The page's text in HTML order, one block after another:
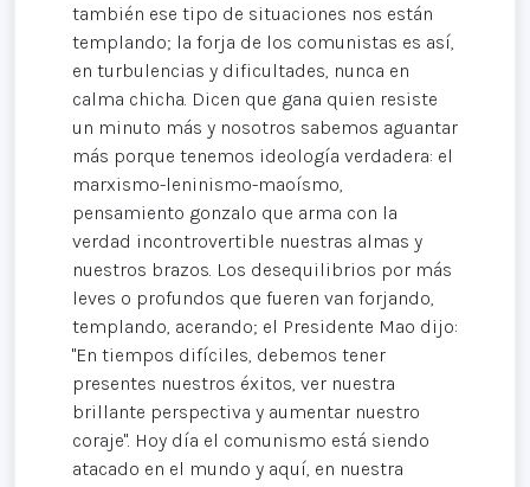
también ese tipo de situaciones nos están
templando; la forja de los comunistas es así,
en turbulencias y dificultades, nunca en
calma chicha. Dicen que gana quien resiste
un minuto más y nosotros sabemos aguantar
más porque tenemos ideología verdadera: el
marxismo-leninismo-maoísmo,
pensamiento gonzalo que arma con la
verdad incontrovertible nuestras almas y
nuestros brazos. Los desequilibrios por más
leves o profundos que fueren van forjando,
templando, acerando; el Presidente Mao dijo:
"En tiempos difíciles, debemos tener
presentes nuestros éxitos, ver nuestra
brillante perspectiva y aumentar nuestro
coraje". Hoy día el comunismo está siendo
atacado en el mundo y aquí, en nuestra